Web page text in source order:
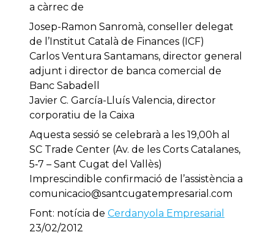
a càrrec de
Josep-Ramon Sanromà, conseller delegat
de l’Institut Català de Finances (ICF)
Carlos Ventura Santamans, director general
adjunt i director de banca comercial de
Banc Sabadell
Javier C. García-Lluís Valencia, director
corporatiu de la Caixa
Aquesta sessió se celebrarà a les 19,00h al
SC Trade Center (Av. de les Corts Catalanes,
5‐7 – Sant Cugat del Vallès)
Imprescindible confirmació de l’assistència a
comunicacio@santcugatempresarial.com
Font: notícia de Cerdanyola Empresarial
23/02/2012